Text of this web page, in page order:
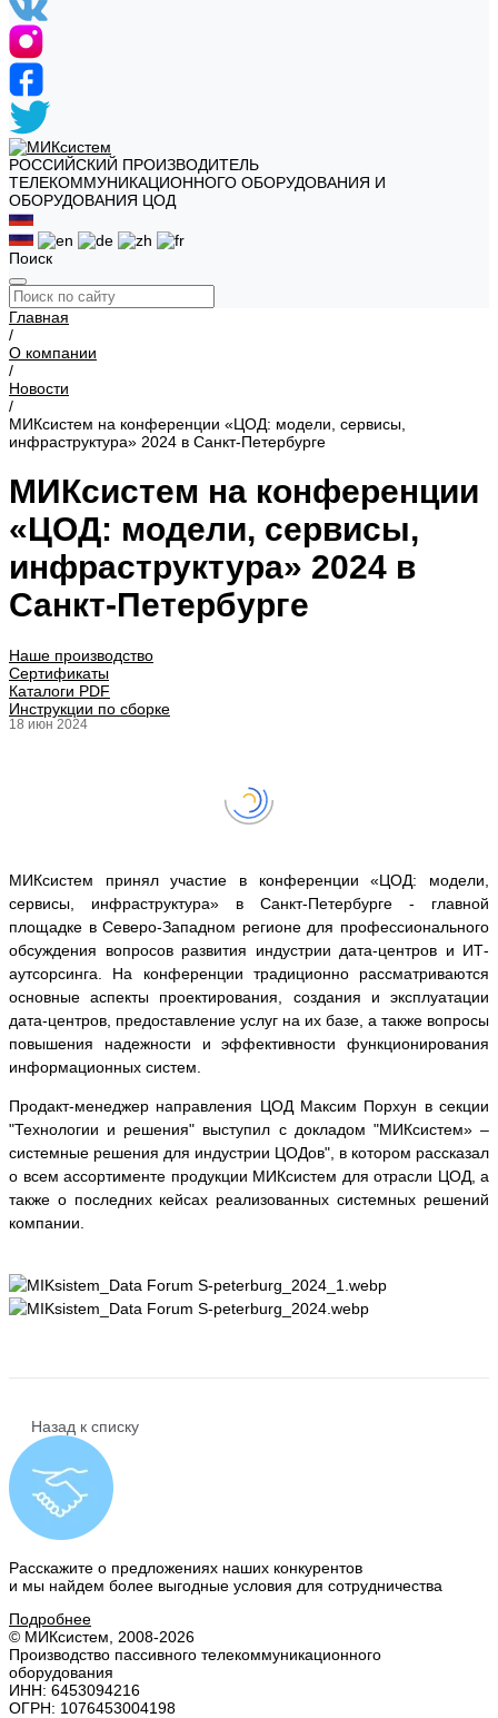
РОССИЙСКИЙ ПРОИЗВОДИТЕЛЬ
ТЕЛЕКОММУНИКАЦИОННОГО ОБОРУДОВАНИЯ И
ОБОРУДОВАНИЯ ЦОД
Поиск
Главная
/
О компании
/
Новости
/
МИКсистем на конференции «ЦОД: модели, сервисы,
инфраструктура» 2024 в Санкт-Петербурге
МИКсистем на конференции
«ЦОД: модели, сервисы,
инфраструктура» 2024 в
Санкт-Петербурге
Наше производство
Сертификаты
Каталоги PDF
Инструкции по сборке
18 июн 2024
МИКсистем принял участие в конференции «ЦОД: модели,
сервисы, инфраструктура» в Санкт-Петербурге - главной
площадке в Северо-Западном регионе для профессионального
обсуждения вопросов развития индустрии дата-центров и ИТ-
аутсорсинга. На конференции традиционно рассматриваются
основные аспекты проектирования, создания и эксплуатации
дата-центров, предоставление услуг на их базе, а также вопросы
повышения надежности и эффективности функционирования
информационных систем.
Продакт-менеджер направления ЦОД Максим Порхун в секции
"Технологии и решения" выступил с докладом "МИКсистем» –
системные решения для индустрии ЦОДов", в котором рассказал
о всем ассортименте продукции МИКсистем для отрасли ЦОД, а
также о последних кейсах реализованных системных решений
компании.
Назад к списку
Расскажите о предложениях наших конкурентов
и мы найдем более выгодные условия для сотрудничества
Подробнее
© МИКсистем, 2008-2026
Производство пассивного телекоммуникационного
оборудования
ИНН: 6453094216
ОГРН: 1076453004198